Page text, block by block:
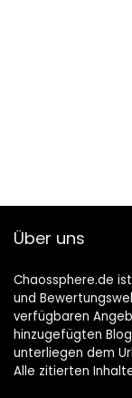
Über uns
Chaossphere.de
und
verfügbaren
hinzugefügten
unterliegen dem
Alle zitierten